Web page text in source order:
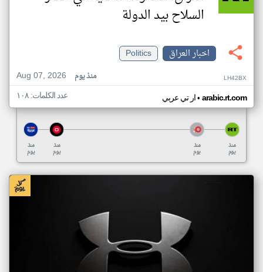
السلاح بيد الدولة
اخبار العراق
Politics
Aug 07, 2026
منذ يوم LH42BX
ار تي عربي• arabic.rt.com عدد الكلمات: ١٠٨
منذ
يوم
منذ
يوم
منذ
يوم
منذ
يوم